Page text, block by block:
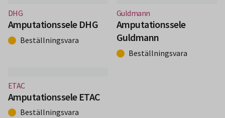
DHG
Amputationssele DHG
(Nytt fönster)
Beställningsvara
Guldmann
Amputationssele
Guldmann
(Nytt fönster)
Beställningsvara
ETAC
Amputationssele ETAC
(Nytt fönster)
Beställningsvara